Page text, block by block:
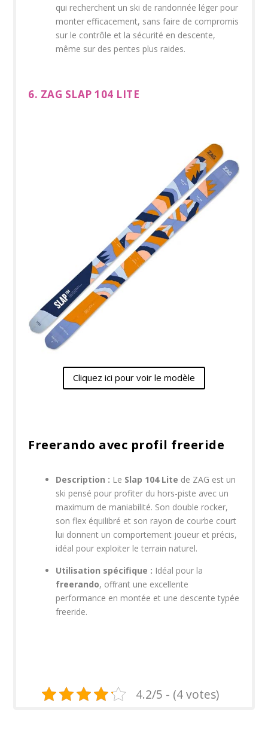
qui recherchent un ski de randonnée léger pour
monter efficacement, sans faire de compromis
sur le contrôle et la sécurité en descente,
même sur des pentes plus raides.
6. ZAG SLAP 104 LITE
Cliquez ici pour voir le modèle
Freerando avec profil freeride
Description : Le Slap 104 Lite de ZAG est un
ski pensé pour profiter du hors-piste avec un
maximum de maniabilité. Son double rocker,
son flex équilibré et son rayon de courbe court
lui donnent un comportement joueur et précis,
idéal pour exploiter le terrain naturel.​
Utilisation spécifique : Idéal pour la
freerando, offrant une excellente
performance en montée et une descente typée
freeride.
4.2/5 - (4 votes)